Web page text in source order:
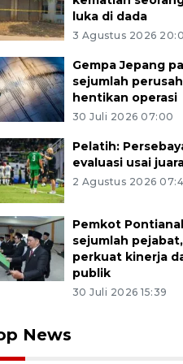
luka di dada
3 Agustus 2026
Gempa Jepang
sejumlah
hentikan operasi
30 Juli 2026 07:00
Pelatih:
evaluasi usai
2 Agustus 2026
Pemkot
sejumlah
perkuat kinerja
publik
30 Juli 2026 15:39
News